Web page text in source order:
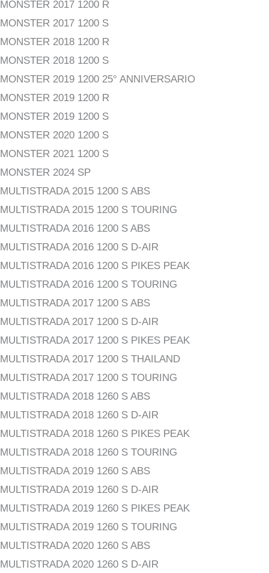
MONSTER 2017 1200 R
MONSTER 2017 1200 S
MONSTER 2018 1200 R
MONSTER 2018 1200 S
MONSTER 2019 1200 25° ANNIVERSARIO
MONSTER 2019 1200 R
MONSTER 2019 1200 S
MONSTER 2020 1200 S
MONSTER 2021 1200 S
MONSTER 2024 SP
MULTISTRADA 2015 1200 S ABS
MULTISTRADA 2015 1200 S TOURING
MULTISTRADA 2016 1200 S ABS
MULTISTRADA 2016 1200 S D-AIR
MULTISTRADA 2016 1200 S PIKES PEAK
MULTISTRADA 2016 1200 S TOURING
MULTISTRADA 2017 1200 S ABS
MULTISTRADA 2017 1200 S D-AIR
MULTISTRADA 2017 1200 S PIKES PEAK
MULTISTRADA 2017 1200 S THAILAND
MULTISTRADA 2017 1200 S TOURING
MULTISTRADA 2018 1260 S ABS
MULTISTRADA 2018 1260 S D-AIR
MULTISTRADA 2018 1260 S PIKES PEAK
MULTISTRADA 2018 1260 S TOURING
MULTISTRADA 2019 1260 S ABS
MULTISTRADA 2019 1260 S D-AIR
MULTISTRADA 2019 1260 S PIKES PEAK
MULTISTRADA 2019 1260 S TOURING
MULTISTRADA 2020 1260 S ABS
MULTISTRADA 2020 1260 S D-AIR